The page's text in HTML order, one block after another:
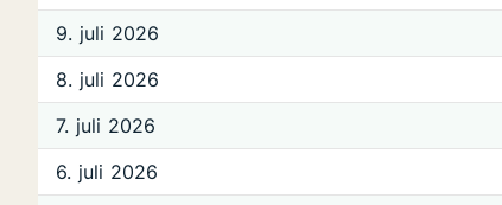
9. juli 2026
8. juli 2026
7. juli 2026
6. juli 2026